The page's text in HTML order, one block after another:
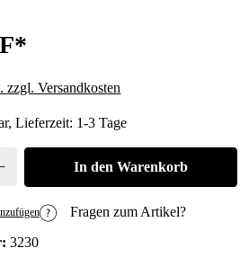
Versandkosten
Lieferzeit: 1-3 Tage
In den Warenkorb
Fragen zum Artikel?
3230